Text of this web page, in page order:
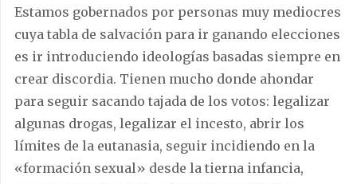
Estamos gobernados por personas muy mediocres
cuya tabla de salvación para ir ganando elecciones
es ir introduciendo ideologías basadas siempre en
crear discordia. Tienen mucho donde ahondar
para seguir sacando tajada de los votos: legalizar
algunas drogas, legalizar el incesto, abrir los
límites de la eutanasia, seguir incidiendo en la
«formación sexual» desde la tierna infancia,